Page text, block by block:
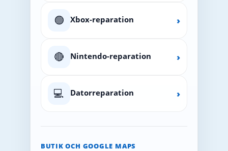
🟢 Xbox-reparation ›
🔴 Nintendo-reparation ›
💻 Datorreparation ›
BUTIK OCH GOOGLE MAPS